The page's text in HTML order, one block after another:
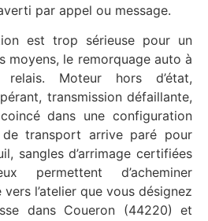
par appel ou message.
est trop sérieuse pour un
moyens, le remorquage auto à
Moteur hors d’état,
transmission défaillante,
dans une configuration
transport arrive paré pour
sangles d’arrimage certifiées
permettent d’acheminer
vers l’atelier que vous désignez
dans Coueron (44220) et